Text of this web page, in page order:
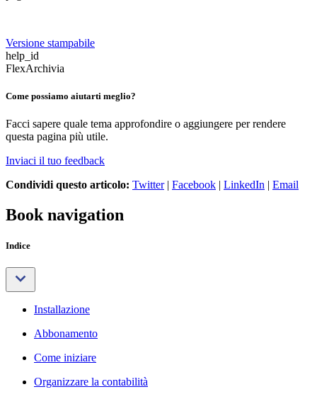
Versione stampabile
help_id
FlexArchivia
Come possiamo aiutarti meglio?
Facci sapere quale tema approfondire o aggiungere per rendere
questa pagina più utile.
Inviaci il tuo feedback
Condividi questo articolo: Twitter| Facebook | LinkedIn | Email
Book navigation
Indice
Installazione
Abbonamento
Come iniziare
Organizzare la contabilità